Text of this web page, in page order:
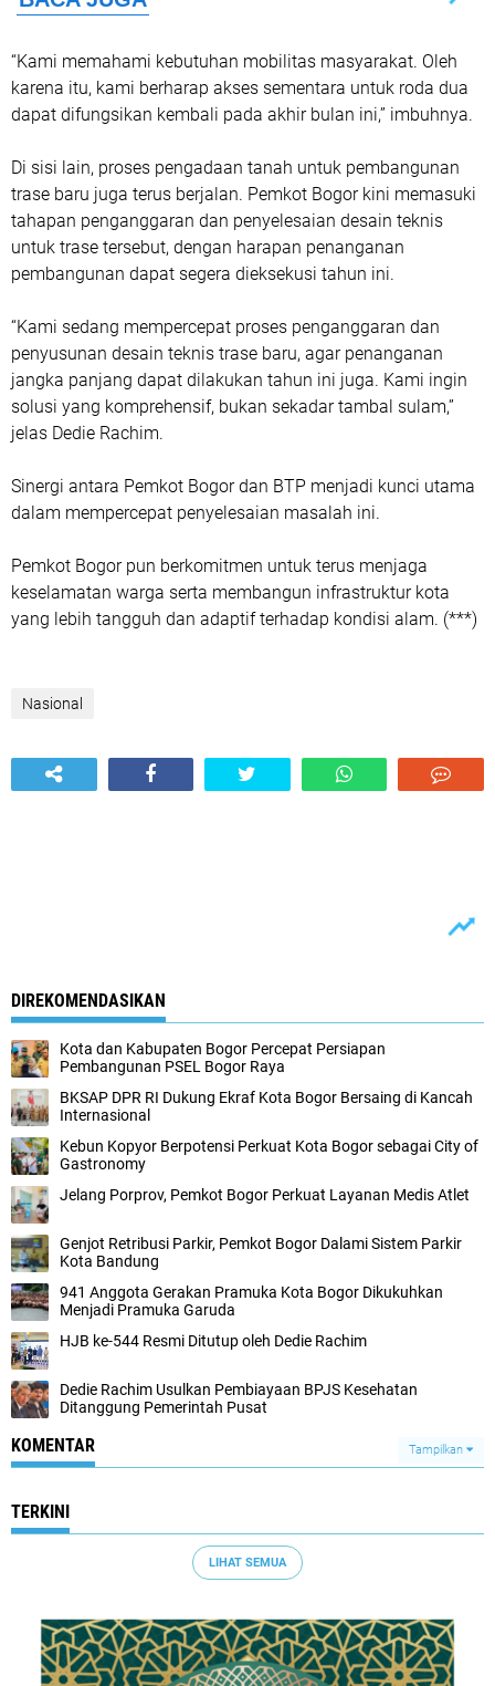
“Kami memahami kebutuhan mobilitas masyarakat. Oleh
karena itu, kami berharap akses sementara untuk roda dua
dapat difungsikan kembali pada akhir bulan ini,” imbuhnya.
Di sisi lain, proses pengadaan tanah untuk pembangunan
trase baru juga terus berjalan. Pemkot Bogor kini memasuki
tahapan penganggaran dan penyelesaian desain teknis
untuk trase tersebut, dengan harapan penanganan
pembangunan dapat segera dieksekusi tahun ini.
“Kami sedang mempercepat proses penganggaran dan
penyusunan desain teknis trase baru, agar penanganan
jangka panjang dapat dilakukan tahun ini juga. Kami ingin
solusi yang komprehensif, bukan sekadar tambal sulam,”
jelas Dedie Rachim.
Sinergi antara Pemkot Bogor dan BTP menjadi kunci utama
dalam mempercepat penyelesaian masalah ini.
Pemkot Bogor pun berkomitmen untuk terus menjaga
keselamatan warga serta membangun infrastruktur kota
yang lebih tangguh dan adaptif terhadap kondisi alam. (***)
Nasional
DIREKOMENDASIKAN
Kota dan Kabupaten Bogor Percepat Persiapan
Pembangunan PSEL Bogor Raya
BKSAP DPR RI Dukung Ekraf Kota Bogor Bersaing di Kancah
Internasional
Kebun Kopyor Berpotensi Perkuat Kota Bogor sebagai City of
Gastronomy
Jelang Porprov, Pemkot Bogor Perkuat Layanan Medis Atlet
Genjot Retribusi Parkir, Pemkot Bogor Dalami Sistem Parkir
Kota Bandung
941 Anggota Gerakan Pramuka Kota Bogor Dikukuhkan
Menjadi Pramuka Garuda
HJB ke-544 Resmi Ditutup oleh Dedie Rachim
Dedie Rachim Usulkan Pembiayaan BPJS Kesehatan
Ditanggung Pemerintah Pusat
KOMENTAR Tampilkan
TERKINI
LIHAT SEMUA